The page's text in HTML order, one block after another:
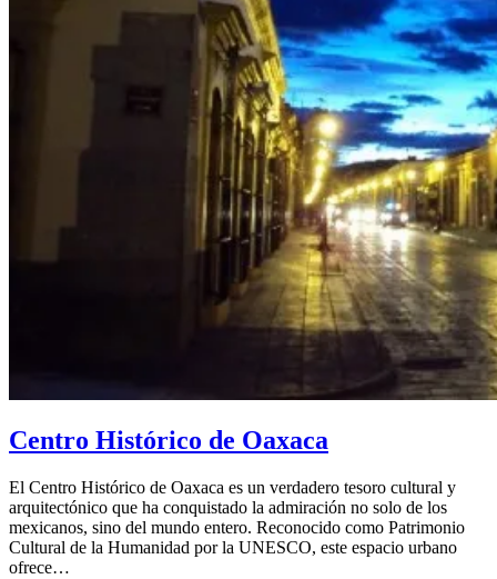
Centro Histórico de Oaxaca
El Centro Histórico de Oaxaca es un verdadero tesoro cultural y
arquitectónico que ha conquistado la admiración no solo de los
mexicanos, sino del mundo entero. Reconocido como Patrimonio
Cultural de la Humanidad por la UNESCO, este espacio urbano
ofrece…